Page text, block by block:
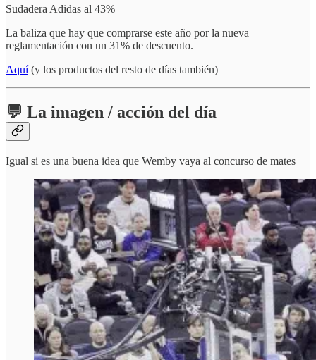
Sudadera Adidas al 43%
La baliza que hay que comprarse este año por la nueva
reglamentación con un 31% de descuento.
Aquí(y los productos del resto de días también)
💬 La imagen / acción del día
Igual si es una buena idea que Wemby vaya al concurso de mates